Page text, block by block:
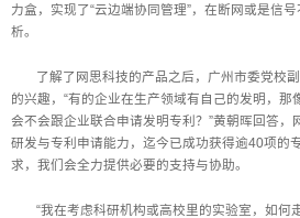
力盒，实现了“云边端协同管理”，在断网或是信
析。
了解了网思科技的产品之后，广州市委党校
的兴趣，“有的企业在生产领域有自己的发明，那
会不会跟企业联合申请发明专利？”黄朝晖回答，
研发与专利申请能力，迄今已成功获得逾40项的
求，我们会全力提供必要的支持与协助。
“我在考虑科研机构或高校里的实验室，如何